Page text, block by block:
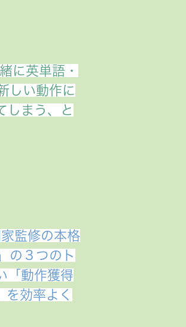
に英単語・
しい動作に
しまう、と
監修の本格
の３つのト
「動作獲得
効率よく